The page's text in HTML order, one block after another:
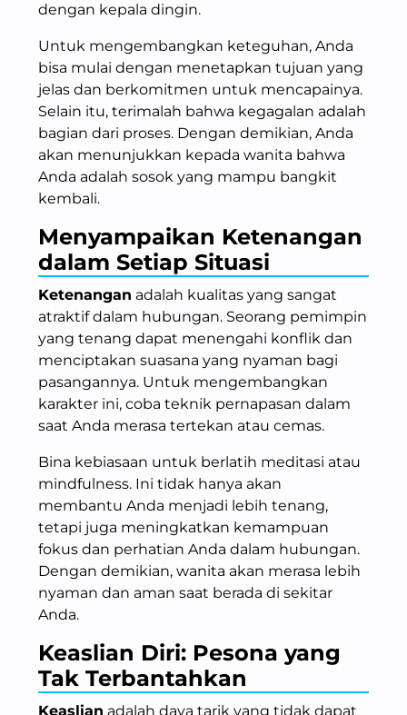
dengan kepala dingin.
Untuk mengembangkan keteguhan, Anda
bisa mulai dengan menetapkan tujuan yang
jelas dan berkomitmen untuk mencapainya.
Selain itu, terimalah bahwa kegagalan adalah
bagian dari proses. Dengan demikian, Anda
akan menunjukkan kepada wanita bahwa
Anda adalah sosok yang mampu bangkit
kembali.
Menyampaikan Ketenangan
dalam Setiap Situasi
Ketenangan adalah kualitas yang sangat
atraktif dalam hubungan. Seorang pemimpin
yang tenang dapat menengahi konflik dan
menciptakan suasana yang nyaman bagi
pasangannya. Untuk mengembangkan
karakter ini, coba teknik pernapasan dalam
saat Anda merasa tertekan atau cemas.
Bina kebiasaan untuk berlatih meditasi atau
mindfulness. Ini tidak hanya akan
membantu Anda menjadi lebih tenang,
tetapi juga meningkatkan kemampuan
fokus dan perhatian Anda dalam hubungan.
Dengan demikian, wanita akan merasa lebih
nyaman dan aman saat berada di sekitar
Anda.
Keaslian Diri: Pesona yang
Tak Terbantahkan
Keaslian adalah daya tarik yang tidak dapat